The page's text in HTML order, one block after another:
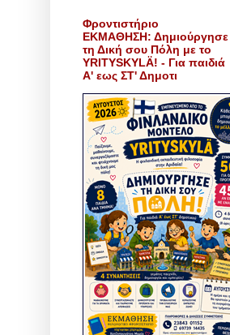
Φροντιστήριο
ΕΚΜΑΘΗΣΗ: Δημιούργησε
τη Δική σου Πόλη με το
YRITYSKYLÄ! - Για παιδιά
Α' εως ΣΤ' Δημοτι